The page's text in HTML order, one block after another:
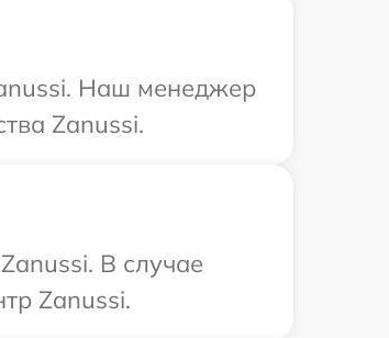
Наш менеджер
Zanussi.
В случае
Zanussi.